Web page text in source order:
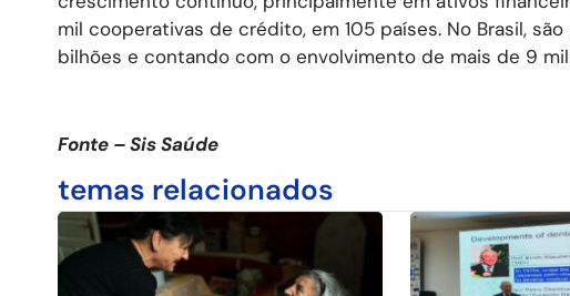
mil cooperativas de crédito, em 105 países. No Brasil,
bilhões e contando com o envolvimento de mais de 9
Fonte – Sis Saúde
temas relacionados